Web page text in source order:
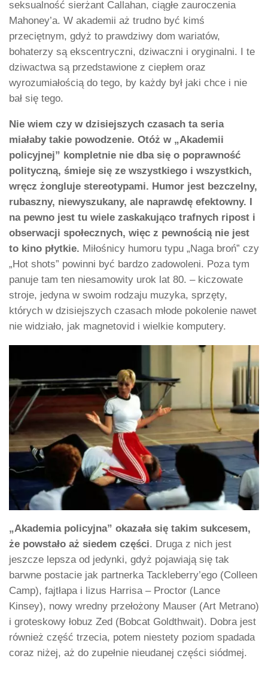
seksualność sierżant Callahan, ciągłe zauroczenia
Mahoney’a. W akademii aż trudno być kimś
przeciętnym, gdyż to prawdziwy dom wariatów,
bohaterzy są ekscentryczni, dziwaczni i oryginalni. I te
dziwactwa są przedstawione z ciepłem oraz
wyrozumiałością do tego, by każdy był jaki chce i nie
bał się tego.
Nie wiem czy w dzisiejszych czasach ta seria
miałaby takie powodzenie. Otóż w „Akademii
policyjnej” kompletnie nie dba się o poprawność
polityczną, śmieje się ze wszystkiego i wszystkich,
wręcz żongluje stereotypami. Humor jest bezczelny,
rubaszny, niewyszukany, ale naprawdę efektowny. I
na pewno jest tu wiele zaskakująco trafnych ripost i
obserwacji społecznych, więc z pewnością nie jest
to kino płytkie. Miłośnicy humoru typu „Naga broń” czy
„Hot shots” powinni być bardzo zadowoleni. Poza tym
panuje tam ten niesamowity urok lat 80. – kiczowate
stroje, jedyna w swoim rodzaju muzyka, sprzęty,
których w dzisiejszych czasach młode pokolenie nawet
nie widziało, jak magnetovid i wielkie komputery.
„Akademia policyjna” okazała się takim sukcesem,
że powstało aż siedem części. Druga z nich jest
jeszcze lepsza od jedynki, gdyż pojawiają się tak
barwne postacie jak partnerka Tackleberry’ego (Colleen
Camp), fajtłapa i lizus Harrisa – Proctor (Lance
Kinsey), nowy wredny przełożony Mauser (Art Metrano)
i groteskowy łobuz Zed (Bobcat Goldthwait). Dobra jest
również część trzecia, potem niestety poziom spadada
coraz niżej, aż do zupełnie nieudanej części siódmej.